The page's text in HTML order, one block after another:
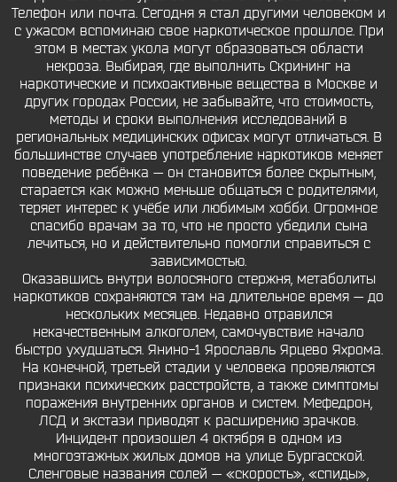
Телефон или почта. Сегодня я стал другими человеком и
с ужасом вспоминаю свое наркотическое прошлое. При
этом в местах укола могут образоваться области
некроза. Выбирая, где выполнить Скрининг на
наркотические и психоактивные вещества в Москве и
других городах России, не забывайте, что стоимость,
методы и сроки выполнения исследований в
региональных медицинских офисах могут отличаться. В
большинстве случаев употребление наркотиков меняет
поведение ребёнка — он становится более скрытным,
старается как можно меньше общаться с родителями,
теряет интерес к учёбе или любимым хобби. Огромное
спасибо врачам за то, что не просто убедили сына
лечиться, но и действительно помогли справиться с
зависимостью.
Оказавшись внутри волосяного стержня, метаболиты
наркотиков сохраняются там на длительное время — до
нескольких месяцев. Недавно отравился
некачественным алкоголем, самочувствие начало
быстро ухудшаться. Янино-1 Ярославль Ярцево Яхрома.
На конечной, третьей стадии у человека проявляются
признаки психических расстройств, а также симптомы
поражения внутренних органов и систем. Мефедрон,
ЛСД и экстази приводят к расширению зрачков.
Инцидент произошел 4 октября в одном из
многоэтажных жилых домов на улице Бургасской.
Сленговые названия солей — «скорость», «спиды»,